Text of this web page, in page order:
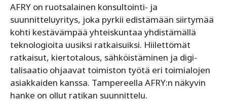
AFRY on ruotsalainen konsultointi- ja
suunnitteluyritys, joka pyrkii edistämään siirtymää
kohti kestävämpää yhteiskuntaa yhdistämällä
teknologioita uusiksi ratkaisuiksi. Hiilettömät
ratkaisut, kiertotalous, sähköistäminen ja digi­
talisaatio ohjaavat toimiston työtä eri toimialojen
asiakkaiden kanssa. Tampereella AFRY:n näkyvin
hanke on ollut ratikan suunnittelu.